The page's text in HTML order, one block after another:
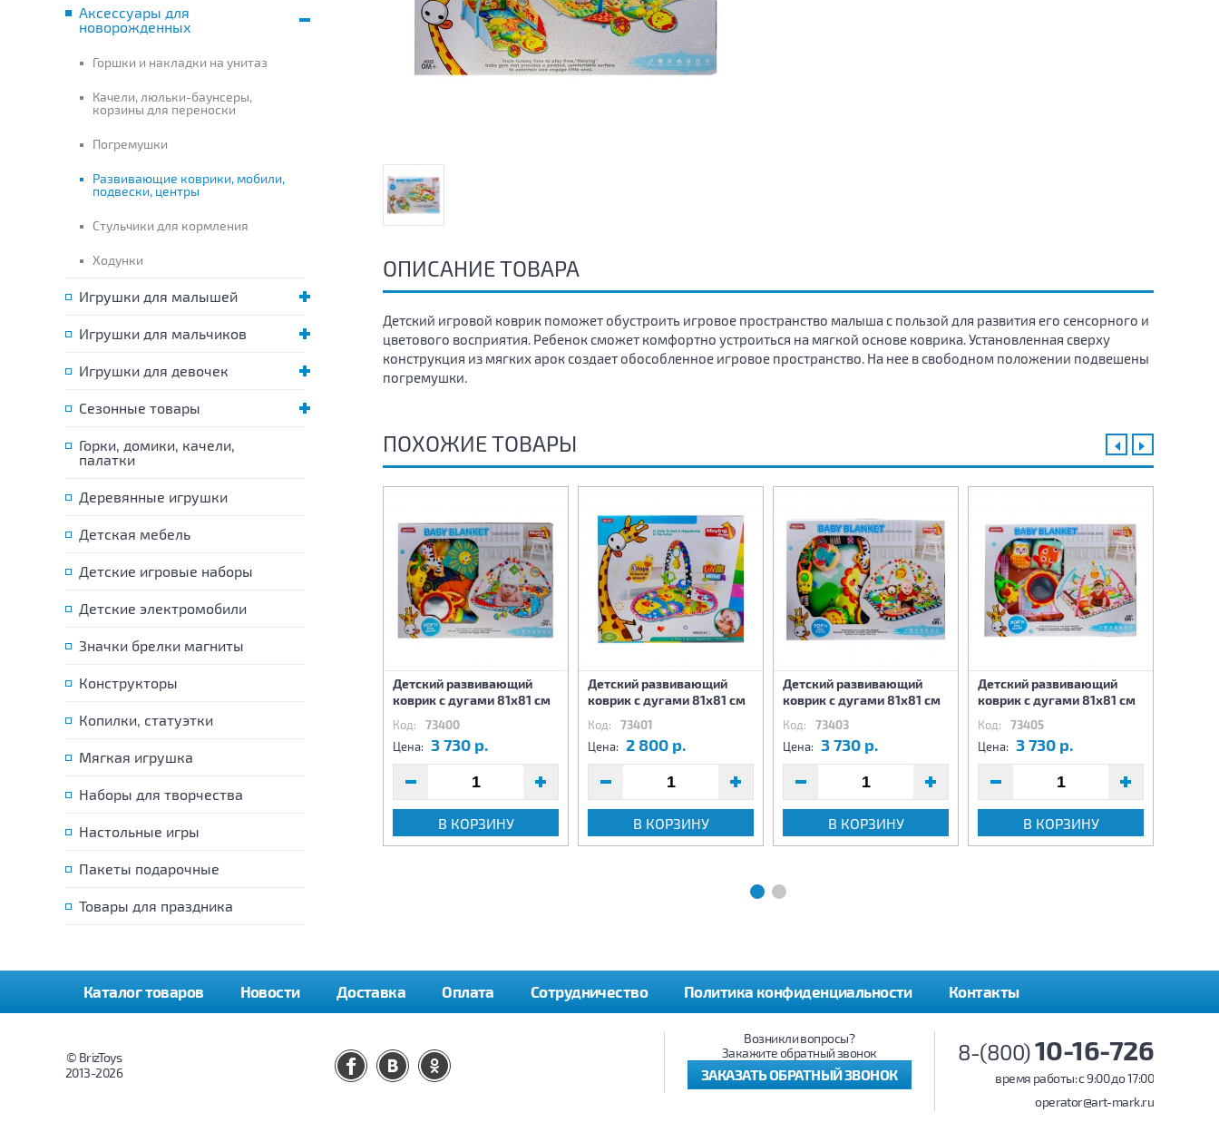
Аксессуары для
новорожденных
Горшки и накладки на унитаз
Качели, люльки-баунсеры,
корзины для переноски
Погремушки
Развивающие коврики, мобили,
подвески, центры
Стульчики для кормления
Ходунки
Игрушки для малышей
Игрушки для мальчиков
Игрушки для девочек
Сезонные товары
Горки, домики, качели,
палатки
Деревянные игрушки
Детская мебель
Детские игровые наборы
Детские электромобили
Значки брелки магниты
Конструкторы
Копилки, статуэтки
Мягкая игрушка
Наборы для творчества
Настольные игры
Пакеты подарочные
Товары для праздника
ОПИСАНИЕ ТОВАРА
Детский игровой коврик поможет обустроить игровое пространство малыша с пользой для развития его сенсорного и
цветового восприятия. Ребенок сможет комфортно устроиться на мягкой основе коврика. Установленная сверху
конструкция из мягких арок создает обособленное игровое пространство. На нее в свободном положении подвешены
погремушки.
ПОХОЖИЕ ТОВАРЫ
Детский развивающий
73408
В КОРЗИНУ
Код:
Детский развивающий
коврик с дугами 81х81 см
Код: 73400
Цена: 3 730 р.
В КОРЗИНУ
Детский развивающий
коврик с дугами 81х81 см
Код: 73401
Цена: 2 800 р.
В КОРЗИНУ
Детский развивающий
коврик с дугами 81х81 см
Код: 73403
Цена: 3 730 р.
В КОРЗИНУ
Детский развивающий
коврик с дугами 81х81 см
Код: 73405
Цена: 3 730 р.
В КОРЗИНУ
Каталог товаров Новости Доставка Оплата Сотрудничество Политика конфиденциальности Контакты
8-(800)10-16-726
время работы: c 9:00 до 17:00
operator@art-mark.ru
Возникли вопросы?
Закажите обратный звонок
ЗАКАЗАТЬ ОБРАТНЫЙ ЗВОНОК
© BrizToys
2013-2026